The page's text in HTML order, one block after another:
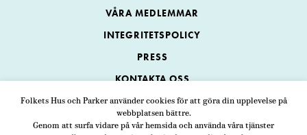
Folkets Hus och Parker använder cookies för att göra din upplevelse på
webbplatsen bättre.
Genom att surfa vidare på vår hemsida och använda våra tjänster
VÅRA MEDLEMMAR
INTEGRITETSPOLICY
PRESS
KONTAKTA OSS
Folkets Hus och Parker